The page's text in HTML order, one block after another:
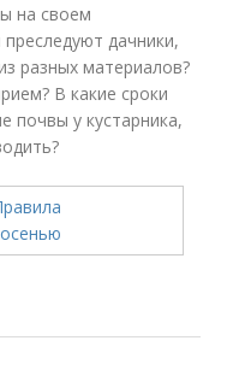
на своем
дачники,
разных материалов?
В какие сроки
почвы у кустарника,